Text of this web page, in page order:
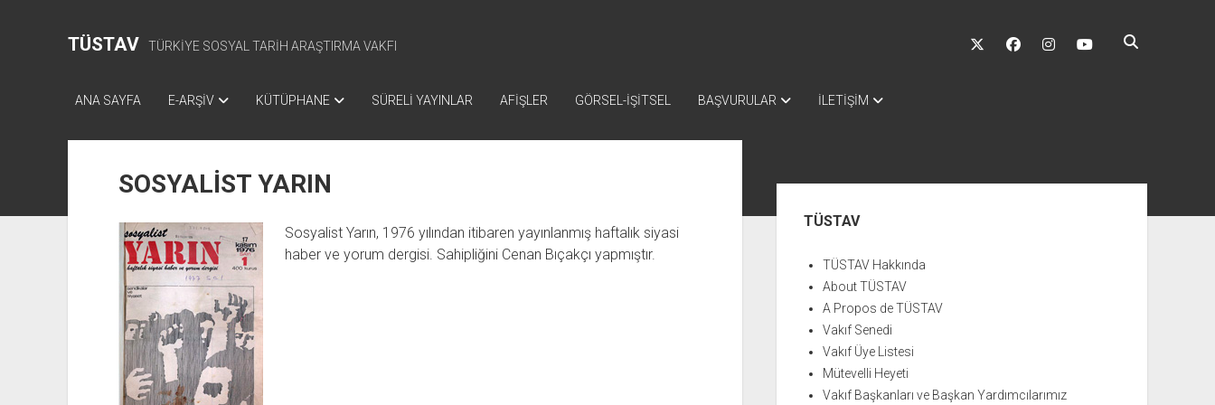
TÜSTAV TÜRKİYE SOSYAL TARİH ARAŞTIRMA VAKFI
twitter facebookinstagramyoutube
ANA SAYFA E-ARŞİV KÜTÜPHANE SÜRELİ YAYINLAR AFİŞLER GÖRSEL-İŞİTSEL BAŞVURULAR İLETİŞİM
SOSYALİST YARIN
Sosyalist Yarın, 1976 yılından itibaren yayınlanmış haftalık siyasi
haber ve yorum dergisi. Sahipliğini Cenan Bıçakçı yapmıştır.
MenüTÜSTAV
TÜSTAV Hakkında
About TÜSTAV
A Propos de TÜSTAV
Vakıf Senedi
Vakıf Üye Listesi
Mütevelli Heyeti
Vakıf Başkanları ve Başkan Yardımcılarımız